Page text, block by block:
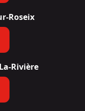
Roseix
Rivière